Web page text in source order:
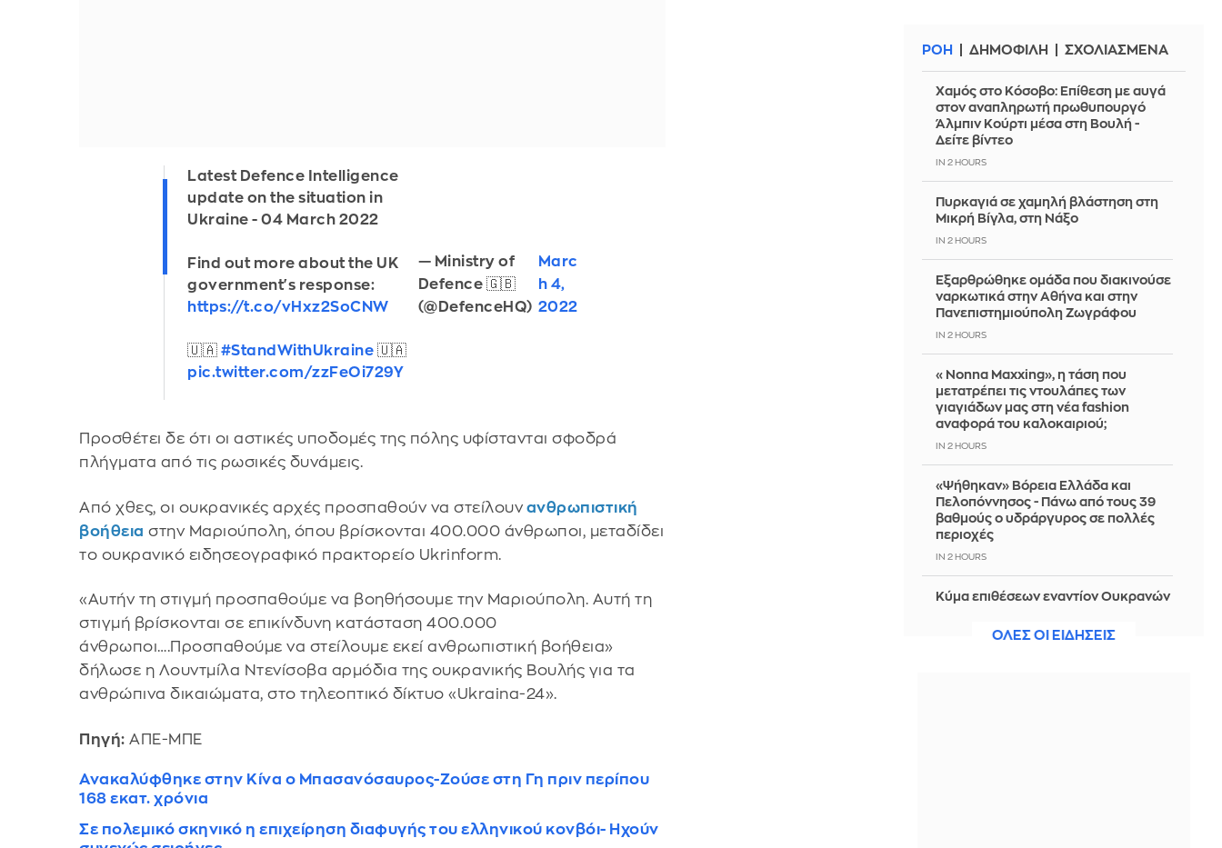
Latest Defence Intelligence
update on the situation in
Ukraine - 04 March 2022
Find out more about the UK
government's response:
https://t.co/vHxz2SoCNW
🇺🇦 #StandWithUkraine 🇺🇦
pic.twitter.com/zzFeOi729Y
— Ministry of
Defence 🇬🇧
(@DefenceHQ)
Marc
h 4,
2022
Προσθέτει δε ότι οι αστικές υποδομές της πόλης υφίστανται σφοδρά
πλήγματα από τις ρωσικές δυνάμεις.
Από χθες, οι ουκρανικές αρχές προσπαθούν να στείλουν ανθρωπιστική
βοήθεια στην Μαριούπολη, όπου βρίσκονται 400.000 άνθρωποι, μεταδίδει
το ουκρανικό ειδησεογραφικό πρακτορείο Ukrinform.
«Αυτήν τη στιγμή προσπαθούμε να βοηθήσουμε την Μαριούπολη. Αυτή τη
στιγμή βρίσκονται σε επικίνδυνη κατάσταση 400.000
άνθρωποι….Προσπαθούμε να στείλουμε εκεί ανθρωπιστική βοήθεια»
δήλωσε η Λουντμίλα Ντενίσοβα αρμόδια της ουκρανικής Βουλής για τα
ανθρώπινα δικαιώματα, στο τηλεοπτικό δίκτυο «Ukraina-24».
Πηγή: ΑΠΕ-ΜΠΕ
Ανακαλύφθηκε στην Κίνα ο Μπασανόσαυρος-Ζούσε στη Γη πριν περίπου
168 εκατ. χρόνια
Σε πολεμικό σκηνικό η επιχείρηση διαφυγής του ελληνικού κονβόι- Ηχούν
ΡΟΗ ΔΗΜΟΦΙΛΗ ΣΧΟΛΙΑΣΜΕΝΑ
Χαμός στο Κόσοβο: Επίθεση με αυγά
στον αναπληρωτή πρωθυπουργό
Άλμπιν Κούρτι μέσα στη Βουλή -
Δείτε βίντεο
IN 2 HOURS
Πυρκαγιά σε χαμηλή βλάστηση στη
Μικρή Βίγλα, στη Νάξο
IN 2 HOURS
Εξαρθρώθηκε ομάδα που διακινούσε
ναρκωτικά στην Αθήνα και στην
Πανεπιστημιούπολη Ζωγράφου
IN 2 HOURS
«Nonna Maxxing», η τάση που
μετατρέπει τις ντουλάπες των
γιαγιάδων μας στη νέα fashion
αναφορά του καλοκαιριού;
IN 2 HOURS
«Ψήθηκαν» Βόρεια Ελλάδα και
Πελοπόννησος - Πάνω από τους 39
βαθμούς ο υδράργυρος σε πολλές
περιοχές
IN 2 HOURS
Κύμα επιθέσεων εναντίον Ουκρανών
ΟΛΕΣ ΟΙ ΕΙΔΗΣΕΙΣ